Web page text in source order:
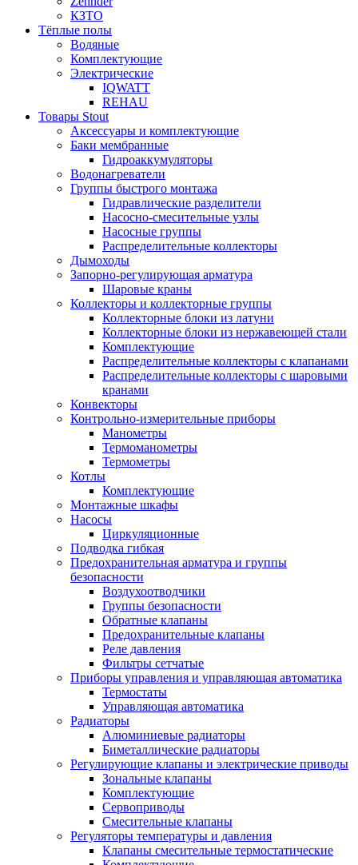
КЗТО
Тёплые полы
Водяные
Комплектующие
Электрические
IQWATT
REHAU
Товары Stout
Аксессуары и комплектующие
Баки мембранные
Гидроаккумуляторы
Водонагреватели
Группы быстрого монтажа
Гидравлические разделители
Насосно-смесительные узлы
Насосные группы
Распределительные коллекторы
Дымоходы
Запорно-регулирующая арматура
Шаровые краны
Коллекторы и коллекторные группы
Коллекторные блоки из латуни
Коллекторные блоки из нержавеющей стали
Комплектующие
Распределительные коллекторы с клапанами
Распределительные коллекторы с шаровыми
кранами
Конвекторы
Контрольно-измерительные приборы
Манометры
Термоманометры
Термометры
Котлы
Комплектующие
Монтажные шкафы
Насосы
Циркуляционные
Подводка гибкая
Предохранительная арматура и группы
безопасности
Воздухоотводчики
Группы безопасности
Обратные клапаны
Предохранительные клапаны
Реле давления
Фильтры сетчатые
Приборы управления и управляющая автоматика
Термостаты
Управляющая автоматика
Радиаторы
Алюминиевые радиаторы
Биметаллические радиаторы
Регулирующие клапаны и электрические приводы
Зональные клапаны
Комплектующие
Сервоприводы
Смесительные клапаны
Регуляторы температуры и давления
Клапаны смесительные термостатические